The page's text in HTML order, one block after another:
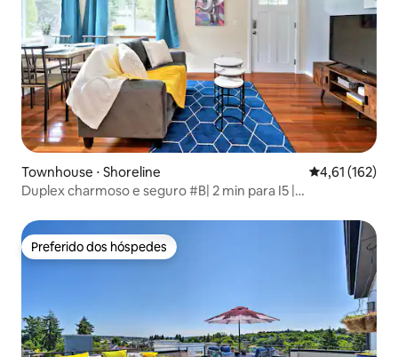
Townhouse ⋅ Shoreline 4,61 de uma
4,61 (162)
Duplex charmoso e seguro #B| 2 min para I5 |
Preferido dos hóspedes
Preferido dos hóspedes